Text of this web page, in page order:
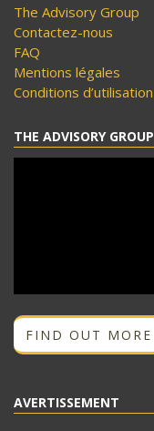
The Advisory Group
Contactez-nous
FAQ
Mentions légales
Conditions d’utilisation
THE ADVISORY GROUP
FIND OUT MORE
AVERTISSEMENT